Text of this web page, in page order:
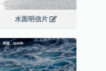
水面明信片